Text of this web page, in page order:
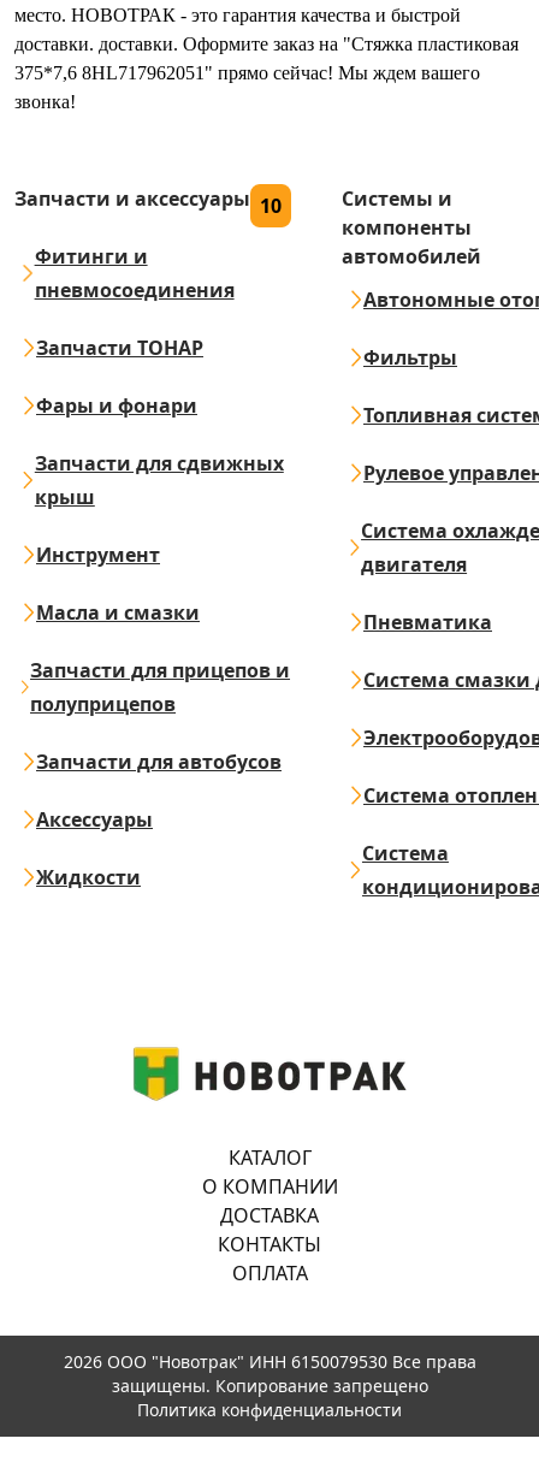
место. НОВОТРАК - это гарантия качества и быстрой
доставки. доставки. Оформите заказ на "Стяжка пластиковая
375*7,6 8HL717962051" прямо сейчас! Мы ждем вашего
звонка!
Запчасти и аксессуары 10
Фитинги и
пневмосоединения
Запчасти ТОНАР
Фары и фонари
Запчасти для сдвижных
крыш
Инструмент
Масла и смазки
Запчасти для прицепов и
полуприцепов
Запчасти для автобусов
Аксессуары
Жидкости
Системы и
компоненты
автомобилей
Автономные
Фильтры
Топливная
Рулевое
Система
двигателя
Пневматика
Система смазки
Система
Система
КАТАЛОГ
О КОМПАНИИ
ДОСТАВКА
КОНТАКТЫ
ОПЛАТА
2026 ООО "Новотрак" ИНН 6150079530 Все права
защищены. Копирование запрещено
Политика конфиденциальности